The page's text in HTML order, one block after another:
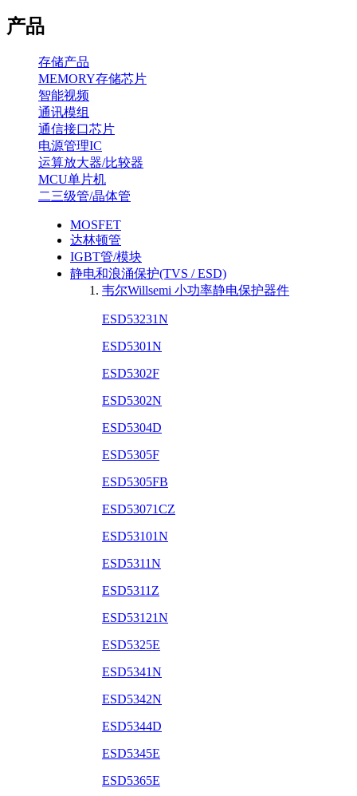
产品
存储产品
MEMORY存储芯片
智能视频
通讯模组
通信接口芯片
电源管理IC
运算放大器/比较器
MCU单片机
二三级管/晶体管
MOSFET
达林顿管
IGBT管/模块
静电和浪涌保护(TVS / ESD)
韦尔Willsemi 小功率静电保护器件
ESD53231N
ESD5301N
ESD5302F
ESD5302N
ESD5304D
ESD5305F
ESD5305FB
ESD53071CZ
ESD53101N
ESD5311N
ESD5311Z
ESD53121N
ESD5325E
ESD5341N
ESD5342N
ESD5344D
ESD5345E
ESD5365E